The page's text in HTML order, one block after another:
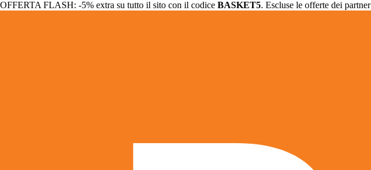
OFFERTA FLASH: -5% extra su tutto il sito con il codice BASKET5. Escluse le offerte dei partner